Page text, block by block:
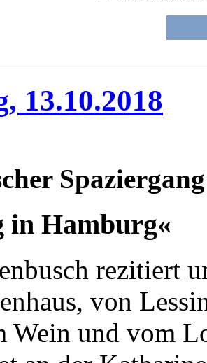
13.10.2018
Spaziergang
in Hamburg«
rezitiert
von
Wein und vom